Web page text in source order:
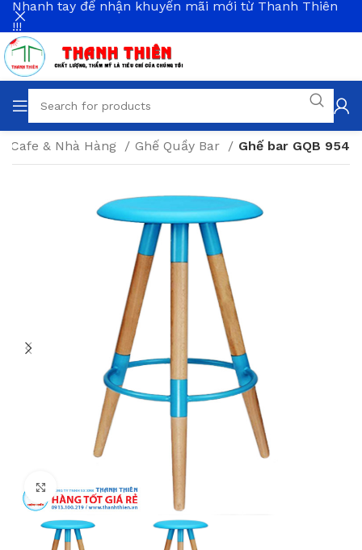
Cafe & Nhà Hàng Ghế Quầy Bar Ghế bar GQB 954
Click to enlarge
Nhanh tay để nhận khuyến mãi mới từ Thanh Thiên
!!!